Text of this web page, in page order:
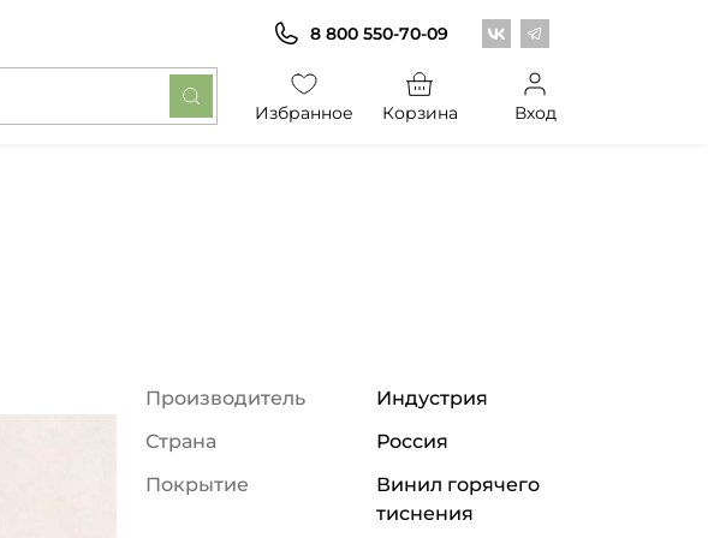
Центр обоев во
Центр обоев в
8 800 550-70-09
Избранное Корзина Вход
Производитель
Индустрия
Страна
Россия
Покрытие
Винил горячего
тиснения